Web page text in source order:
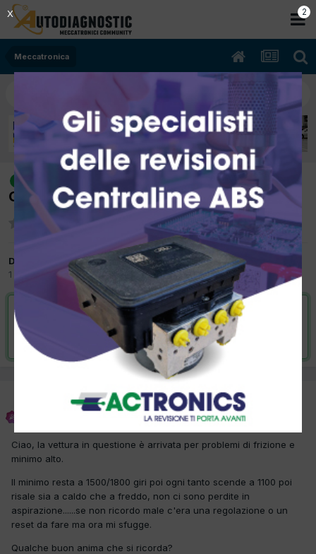
Meccatronica
risolto
[SUZUKI VITARA 10/1990 1590cc
G16AK 57Kw Benzina] MINIMO ALTO
Da ragazzo75
1 Aprile 2023
inMeccatronica
VAI ALLA SOLUZIONE
Risolta da ragazzo75,1 Maggio 2023
ragazzo75
Ciao, la vettura in questione è arrivata per problemi di frizione e
minimo alto.
Il minimo resta a 1500/1800 giri poi ogni tanto scende a 1100 poi
risale sia a caldo che a freddo, non ci sono perdite in
aspirazione......se non ricordo male c'era una regolazione o un
reset da fare ma ora mi sfugge.
Qualche buon anima che si ricorda?
2
X